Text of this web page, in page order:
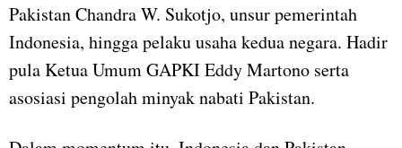
Pakistan Chandra W. Sukotjo, unsur pemerintah
Indonesia, hingga pelaku usaha kedua negara. Hadir
pula Ketua Umum GAPKI Eddy Martono serta
asosiasi pengolah minyak nabati Pakistan.